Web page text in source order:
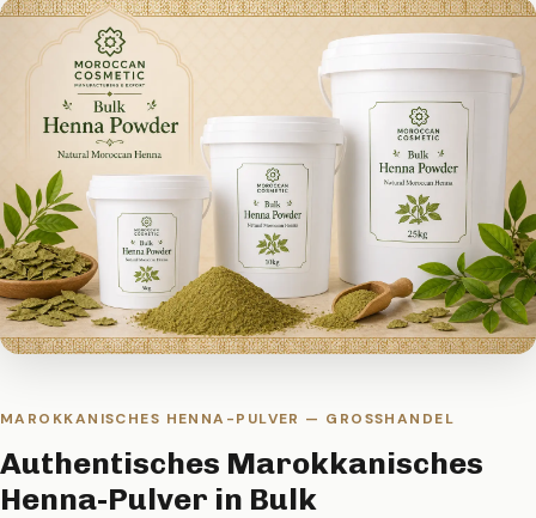
MAROKKANISCHES HENNA-PULVER — GROSSHANDEL
Authentisches Marokkanisches
Henna-Pulver in Bulk